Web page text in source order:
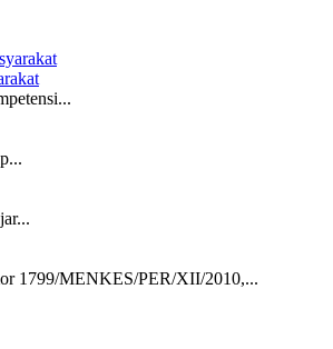
1799/MENKES/PER/XII/2010,...